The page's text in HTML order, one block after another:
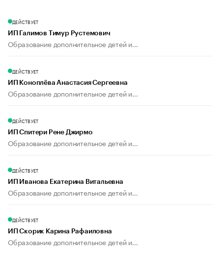
ДЕЙСТВУЕТ
ИП Галимов Тимур Рустемович
Образование дополнительное детей и...
ДЕЙСТВУЕТ
ИП Коноплёва Анастасия Сергеевна
Образование дополнительное детей и...
ДЕЙСТВУЕТ
ИП Спитери Рене Джирмо
Образование дополнительное детей и...
ДЕЙСТВУЕТ
ИП Иванова Екатерина Витальевна
Образование дополнительное детей и...
ДЕЙСТВУЕТ
ИП Скорик Карина Рафаиловна
Образование дополнительное детей и...